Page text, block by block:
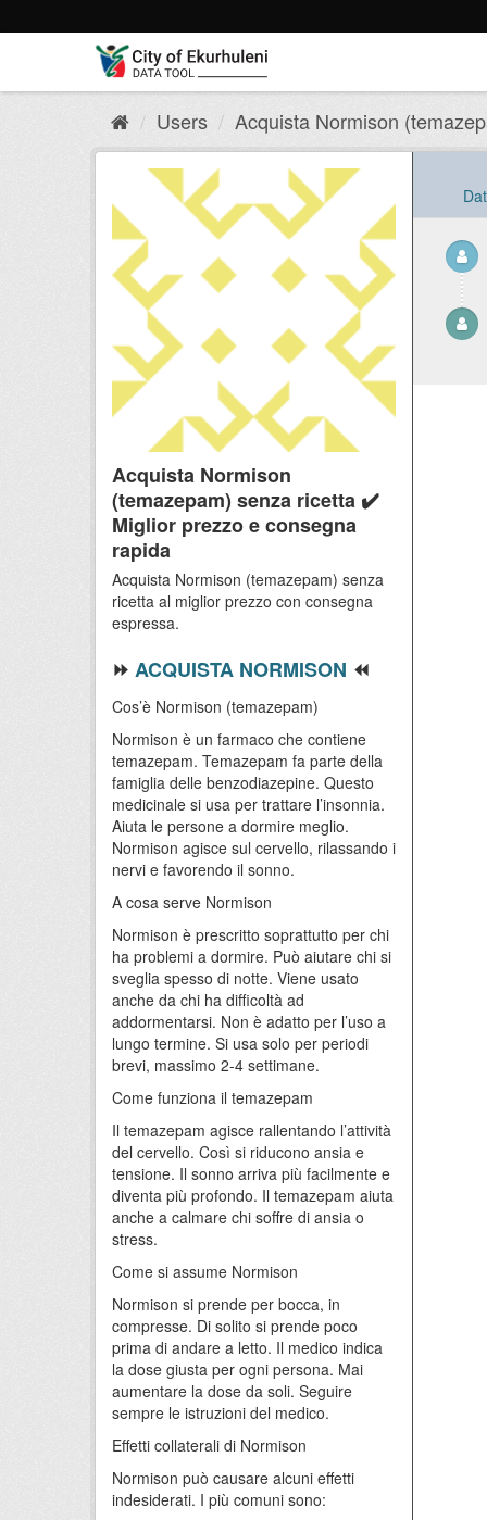
to
Users Acquista Normison
Acquista Normison
(temazepam) senza ricetta ✔️
Miglior prezzo e consegna
rapida
Acquista Normison (temazepam) senza
ricetta al miglior prezzo con consegna
espressa.
⏩ ACQUISTA NORMISON ⏪
Cos’è Normison (temazepam)
Normison è un farmaco che contiene
temazepam. Temazepam fa parte della
famiglia delle benzodiazepine. Questo
medicinale si usa per trattare l’insonnia.
Aiuta le persone a dormire meglio.
Normison agisce sul cervello, rilassando i
nervi e favorendo il sonno.
A cosa serve Normison
Normison è prescritto soprattutto per chi
ha problemi a dormire. Può aiutare chi si
sveglia spesso di notte. Viene usato
anche da chi ha difficoltà ad
addormentarsi. Non è adatto per l’uso a
lungo termine. Si usa solo per periodi
brevi, massimo 2-4 settimane.
Come funziona il temazepam
Il temazepam agisce rallentando l’attività
del cervello. Così si riducono ansia e
tensione. Il sonno arriva più facilmente e
diventa più profondo. Il temazepam aiuta
anche a calmare chi soffre di ansia o
stress.
Come si assume Normison
Normison si prende per bocca, in
compresse. Di solito si prende poco
prima di andare a letto. Il medico indica
la dose giusta per ogni persona. Mai
aumentare la dose da soli. Seguire
sempre le istruzioni del medico.
Effetti collaterali di Normison
Normison può causare alcuni effetti
indesiderati. I più comuni sono: